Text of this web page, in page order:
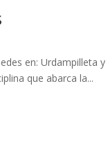
en:
que abarca la...